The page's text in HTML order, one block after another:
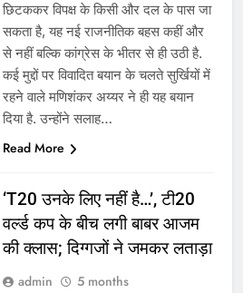
छिटककर विपक्ष के किसी और दल के पास जा
सकता है, यह नई राजनीतिक बहस कहीं और
से नहीं बल्कि कांग्रेस के भीतर से ही उठी है.
कई मुद्दों पर विवादित बयान के चलते सुर्खियों में
रहने वाले मणिशंकर अय्यर ने ही यह बयान
दिया है. उन्होंने सलाह…
Read More
‘T20 उनके लिए नहीं है…’, टी20
वर्ल्ड कप के बीच लगी बाबर आजम
की क्लास; दिग्गजों ने जमकर लताड़ा
admin
5 months